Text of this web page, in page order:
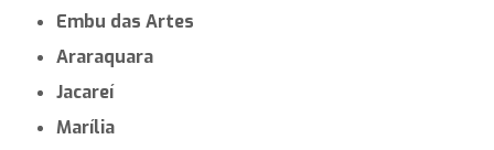
Embu das Artes
Araraquara
Jacareí
Marília